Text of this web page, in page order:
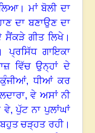
। ਮਾਂ ਬੋਲੀ ਦਾ
ਦਾ ਬਣਾਉਣ ਦਾ
ਗੀਤ ਲਿਖੇ।
ਪ੍ਰਸਿੱਧ ਗਾਇਕਾ
ਵਿੱਚ ਉਨ੍ਹਾਂ ਦੇ
,ਧੀਆਂ ਕਰ
, ਵੇ ਅਸਾਂ ਨੀ
ਵੇ,ਪੁੱਟ ਨਾ ਪੁਲਾਂਘਾਂ
ਚੜ੍ਹਤ ਰਹੀ।